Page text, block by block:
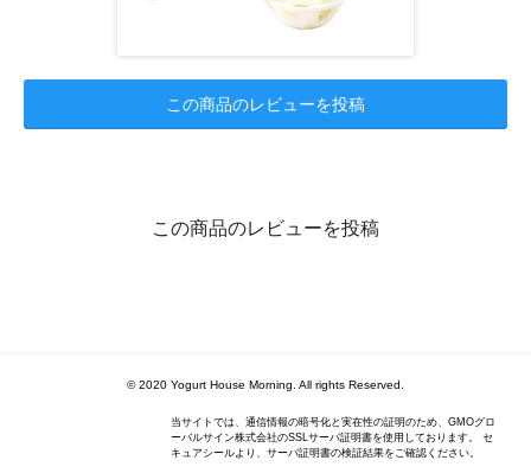
この商品のレビューを投稿
この商品のレビューを投稿
© 2020 Yogurt House Morning. All rights Reserved.
当サイトでは、通信情報の暗号化と実在性の証明のため、GMOグロ
ーバルサイン株式会社のSSLサーバ証明書を使用しております。 セ
キュアシールより、サーバ証明書の検証結果をご確認ください。